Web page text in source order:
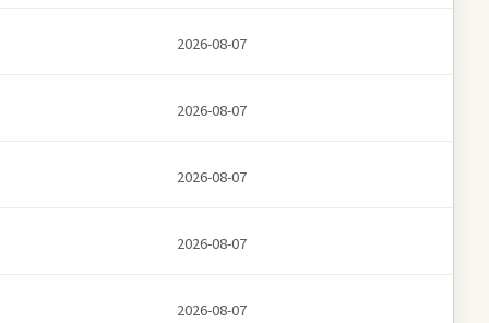
2026-08-07
2026-08-07
2026-08-07
2026-08-07
2026-08-07